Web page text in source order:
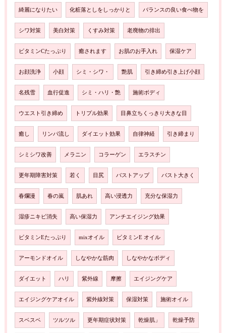
綺麗になりたい 化粧落としをしっかりと バランスの良い食べ物を
シワ対策 美白対策 くすみ対策 老廃物の排出
ビタミンCたっぷり 癒されます お肌のお手入れ 保湿ケア
お顔洗浄 小顔 シミ・シワ・ 艶肌 引き締め引き上げ小顔
名残雪 血行促進 シミ・ハリ・艶 施術ボディ
ウエスト引き締め トリプル効果 目鼻立ちくっきり大きな目
癒し リンパ流し ダイエット効果 自律神経 引き締まり
シミシワ改善 メラニン コラーゲン エラスチン
更年期障害対策 若く 目尻 バストアップ バスト大きく
春爛漫 春の嵐 肌あれ 高い浸透力 充分な保湿力
湿疹ニキビ消失 高い保湿力 アンチエイジング効果
ビタミンEたっぷり mixオイル ビタミンE オイル
アーモンドオイル しなやかな筋肉 しなやかなボディ
ダイエット ハリ 紫外線 摩擦 エイジングケア
エイジングケアオイル 紫外線対策 保湿対策 施術オイル
スベスベ ツルツル 更年期症状対策 乾燥肌」 乾燥予防